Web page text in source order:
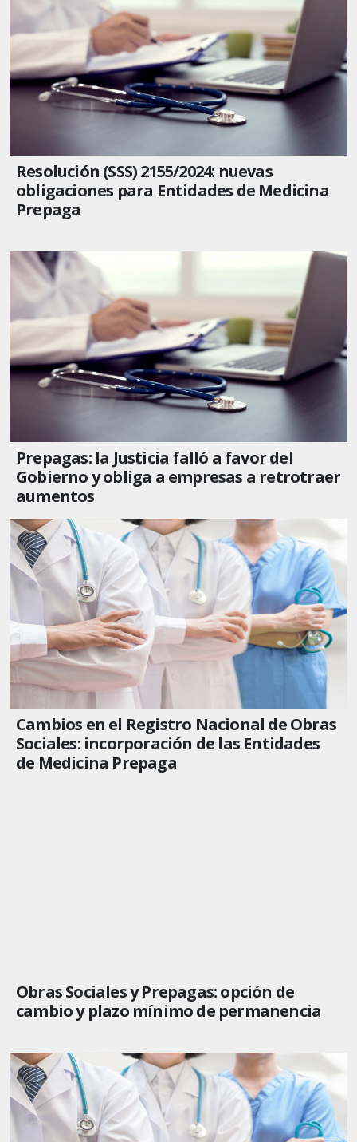
Resolución (SSS) 2155/2024: nuevas
obligaciones para Entidades de Medicina
Prepaga
Prepagas: la Justicia falló a favor del
Gobierno y obliga a empresas a retrotraer
aumentos
Cambios en el Registro Nacional de Obras
Sociales: incorporación de las Entidades
de Medicina Prepaga
Obras Sociales y Prepagas: opción de
cambio y plazo mínimo de permanencia